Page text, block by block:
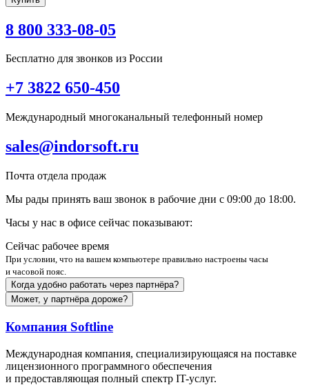
8 800 333-08-05
Бесплатно для звонков из России
+7 3822 650-450
Международный многоканальный телефонный номер
sales@indorsoft.ru
Почта отдела продаж
Мы рады принять ваш звонок в рабочие дни с 09:00 до 18:00.
Часы у нас в офисе сейчас показывают:
Сейчас рабочее время
При условии, что на вашем компьютере правильно настроены часы
и часовой пояс.
Когда удобно работать через партнёра?
Может, у партнёра дороже?
Компания Softline
Международная компания, специализирующаяся на поставке
лицензионного программного обеспечения
и предоставляющая полный спектр IT-услуг.